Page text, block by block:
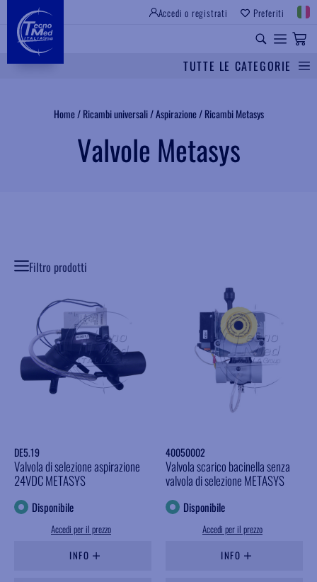
Accedi o registrati Preferiti
TUTTE LE CATEGORIE
Home/ Ricambi universali/Aspirazione/ Ricambi Metasys
Valvole Metasys
Filtro prodotti
DE5.19
Valvola di selezione aspirazione
24VDC METASYS
Disponibile
Accedi per il prezzo
INFO
40050002
Valvola scarico bacinella senza
valvola di selezione METASYS
Disponibile
Accedi per il prezzo
INFO